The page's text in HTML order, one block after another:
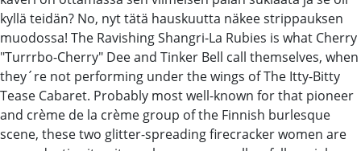
kyllä teidän? No, nyt tätä hauskuutta näkee strippauksen
muodossa! The Ravishing Shangri-La Rubies is what Cherry
"Turrrbo-Cherry" Dee and Tinker Bell call themselves, when
they´re not performing under the wings of The Itty-Bitty
Tease Cabaret. Probably most well-known for that pioneer
and crème de la crème group of the Finnish burlesque
scene, these two glitter-spreading firecracker women are